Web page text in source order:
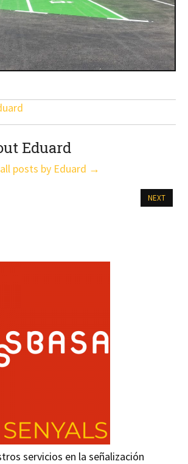
Eduard
posts by Eduard →
NEXT
servicios en la señalización